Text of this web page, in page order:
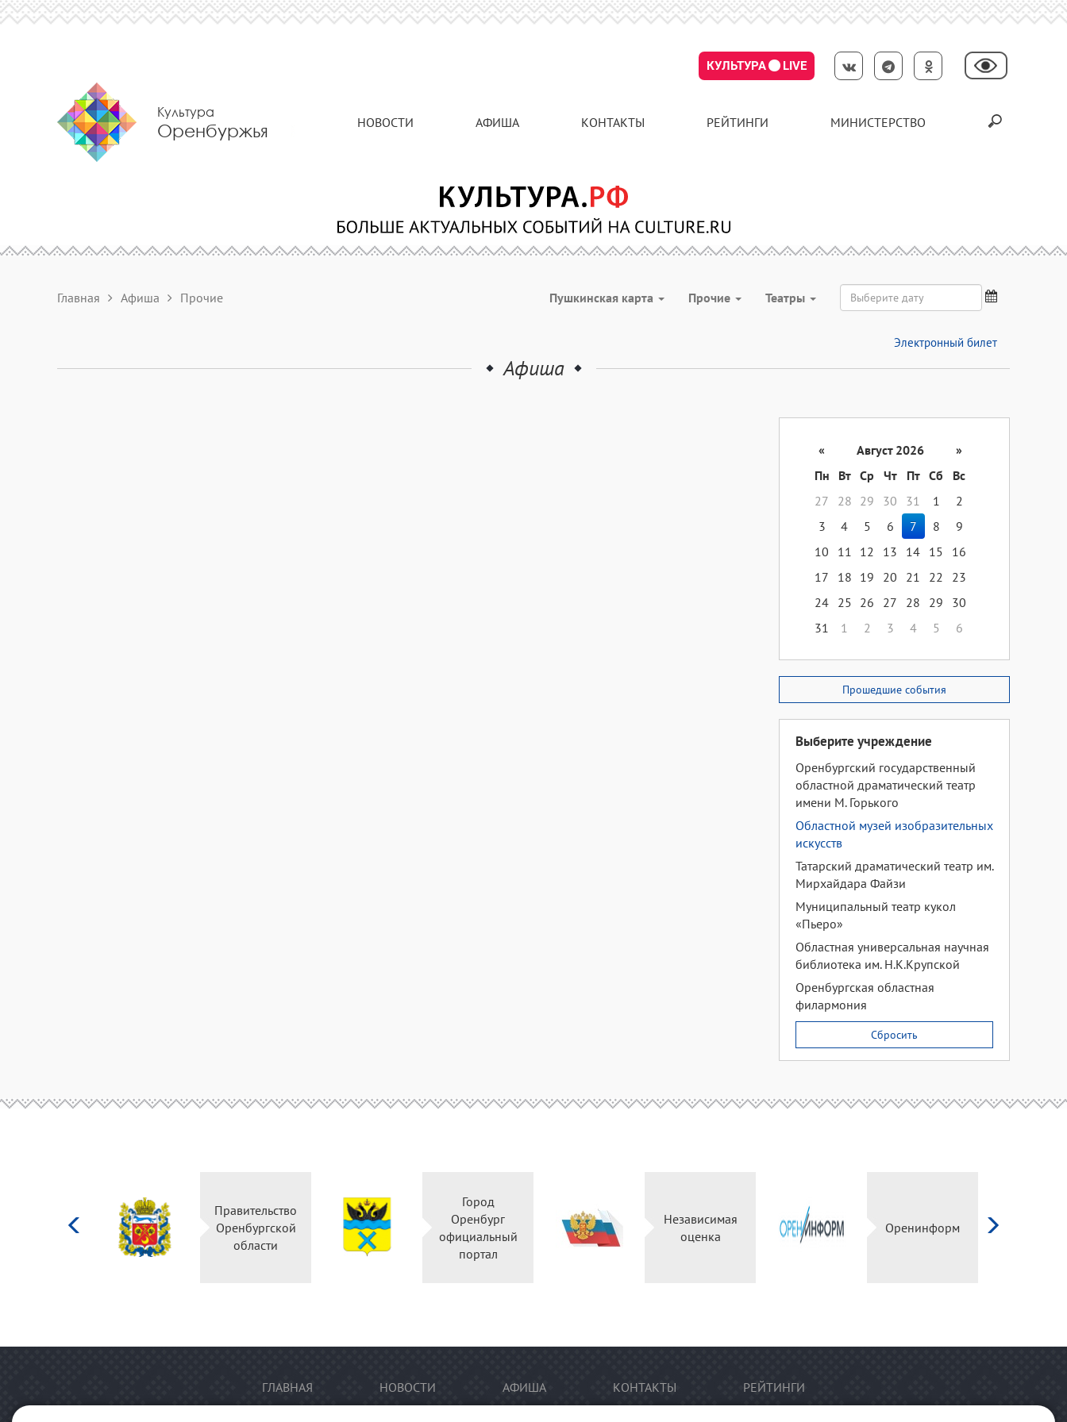
КУЛЬТУРА LIVE
Культура
Оренбуржья НОВОСТИ АФИША КОНТАКТЫ РЕЙТИНГИ МИНИСТЕРСТВО
Главная Афиша Прочие Пушкинская карта Прочие Театры
Электронный билет
Афиша
« Август 2026
»
Пн
Вт Ср Чт Пт Сб
Вс
27
28 29 30 31 1
2
3
4 5 6 7 8
9
10
11 12 13 14 15
16
17
18 19 20 21 22
23
24 25 26 27 28 29
30
31
1 2 3 4 5 6
Прошедшие события
Выберите учреждение
Оренбургский государственный
областной драматический театр
имени М. Горького
Областной музей изобразительных
искусств
Татарский драматический театр им.
Мирхайдара Файзи
Муниципальный театр кукол
«Пьеро»
Областная универсальная научная
библиотека им. Н.К.Крупской
Оренбургская областная
филармония
Сбросить
Правительство
Оренбургской
области
Город
Оренбург
официальный
портал
Независимая
оценка
Оренинформ
ГЛАВНАЯ НОВОСТИ АФИША КОНТАКТЫ РЕЙТИНГИ